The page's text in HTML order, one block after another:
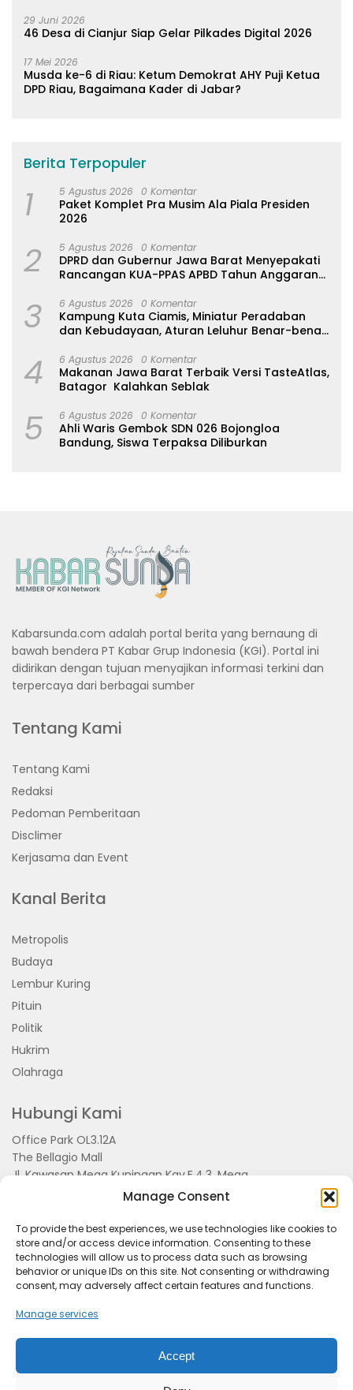
Manage Consent
To provide the best experiences, we use technologies like cookies to
store and/or access device information. Consenting to these
technologies will allow us to process data such as browsing
behavior or unique IDs on this site. Not consenting or withdrawing
consent, may adversely affect certain features and functions.
Manage services
Accept
29 Juni 2026
46 Desa di Cianjur Siap Gelar Pilkades Digital 2026
17 Mei 2026
Musda ke-6 di Riau: Ketum Demokrat AHY Puji Ketua
DPD Riau, Bagaimana Kader di Jabar?
Berita Terpopuler
1 5 Agustus 2026 0 Komentar
Paket Komplet Pra Musim Ala Piala Presiden
2026
2 5 Agustus 2026 0 Komentar
DPRD dan Gubernur Jawa Barat Menyepakati
Rancangan KUA-PPAS APBD Tahun Anggaran
3 6 Agustus 2026 0 Komentar
Kampung Kuta Ciamis, Miniatur Peradaban
dan Kebudayaan, Aturan Leluhur Benar-benar
4 6 Agustus 2026 0 Komentar
Makanan Jawa Barat Terbaik Versi TasteAtlas,
Batagor Kalahkan Seblak
5 6 Agustus 2026 0 Komentar
Ahli Waris Gembok SDN 026 Bojongloa
Bandung, Siswa Terpaksa Diliburkan
Kabarsunda.com adalah portal berita yang bernaung di
bawah bendera PT Kabar Grup Indonesia (KGI). Portal ini
didirikan dengan tujuan menyajikan informasi terkini dan
terpercaya dari berbagai sumber
Tentang Kami
Tentang Kami
Redaksi
Pedoman Pemberitaan
Disclimer
Kerjasama dan Event
Kanal Berita
Metropolis
Budaya
Lembur Kuring
Pituin
Politik
Hukrim
Olahraga
Hubungi Kami
Office Park OL3.12A
The Bellagio Mall
Jl. Kawasan Mega Kuningan Kav.E.4.3, Mega
Kuningan, Kel. Kuningan Timur,
Kec.Setiabudi, Jakarta Selatan 15810
Kerjasama dan Event